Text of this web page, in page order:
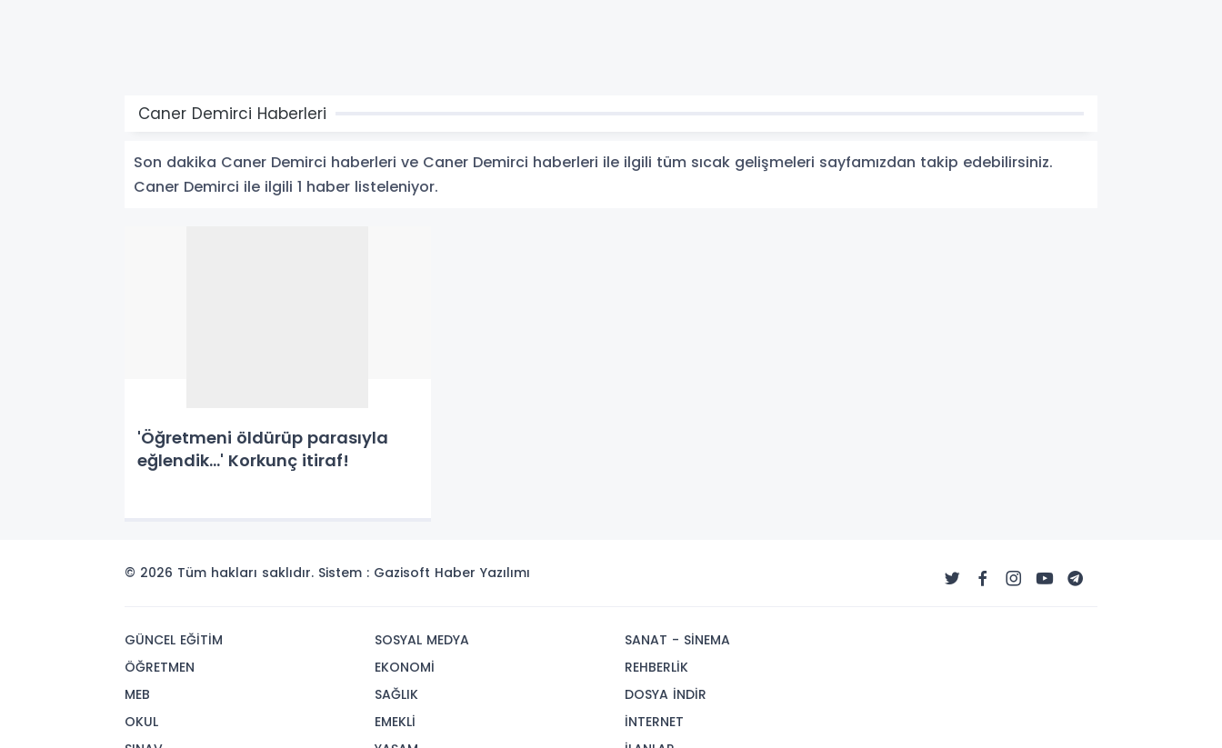
Caner Demirci Haberleri
Son dakika Caner Demirci haberleri ve Caner Demirci haberleri ile ilgili tüm sıcak gelişmeleri sayfamızdan takip edebilirsiniz.
Caner Demirci ile ilgili 1 haber listeleniyor.
'Öğretmeni öldürüp parasıyla
eğlendik...' Korkunç itiraf!
© 2026 Tüm hakları saklıdır. Sistem : Gazisoft Haber Yazılımı
GÜNCEL EĞİTİM
ÖĞRETMEN
MEB
OKUL
SOSYAL MEDYA
EKONOMİ
SAĞLIK
EMEKLİ
SANAT - SİNEMA
REHBERLİK
DOSYA İNDİR
İNTERNET